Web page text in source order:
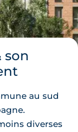
son
au sud
diverses